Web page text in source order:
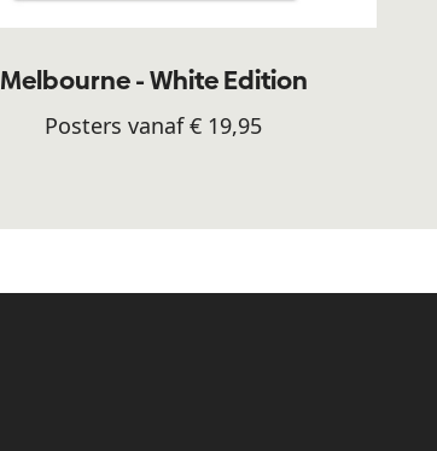
Melbourne - White Edition
Posters vanaf € 19,95